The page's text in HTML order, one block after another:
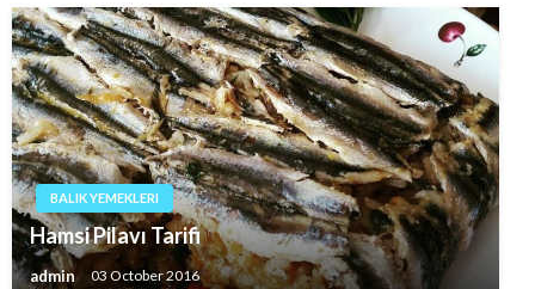
BALIK YEMEKLERI
Hamsi Pilavı Tarifi
admin 03 October 2016